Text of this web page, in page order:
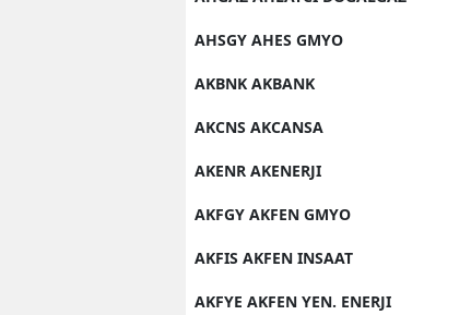
AHSGY AHES GMYO
AKBNK AKBANK
AKCNS AKCANSA
AKENR AKENERJI
AKFGY AKFEN GMYO
AKFIS AKFEN INSAAT
AKFYE AKFEN YEN. ENERJI